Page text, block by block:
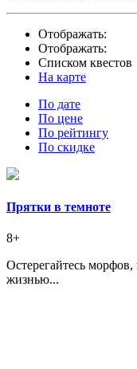
Отображать:
Отображать:
Списком квестов
На карте
По дате
По цене
По рейтингу
По скидке
Прятки в темноте
8+
Остерегайтесь
жизнью...